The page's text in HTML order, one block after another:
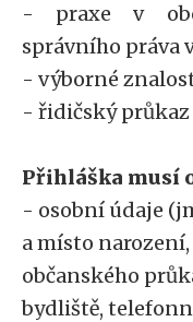
- praxe v
správního práva
- výborné
- řidičský
Přihláška musí
- osobní údaje
a místo
občanského
bydliště,